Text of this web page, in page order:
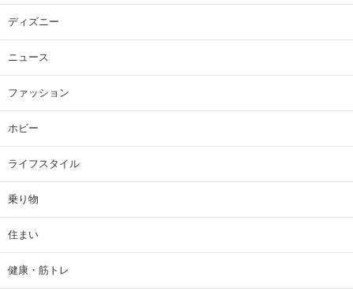
ディズニー
ニュース
ファッション
ホビー
ライフスタイル
乗り物
住まい
健康・筋トレ